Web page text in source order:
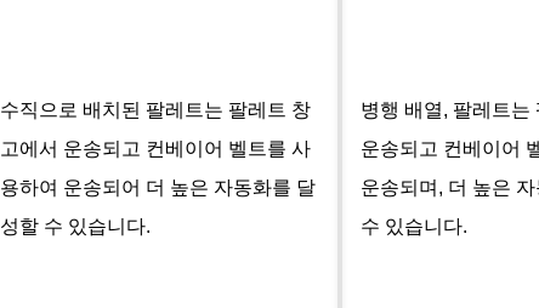
수직으로 배치된 팔레트는 팔레트 창
고에서 운송되고 컨베이어 벨트를 사
용하여 운송되어 더 높은 자동화를 달
성할 수 있습니다.
병행 배열, 팔레트는
운송되고 컨베이어
운송되며, 더 높은
수 있습니다.